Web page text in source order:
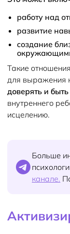
работу над
развитие
создание
Такие
для выражения
доверять и
внутреннего
исцелению.
Больше
канале.